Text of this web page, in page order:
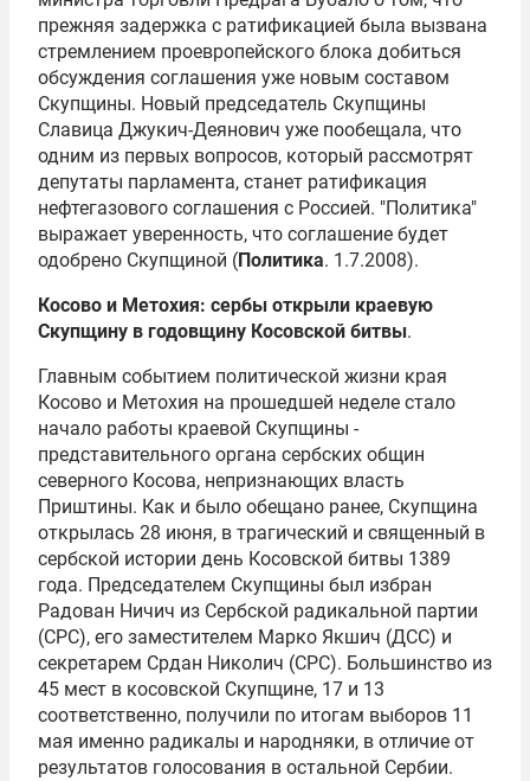
прежняя задержка с ратификацией была вызвана
стремлением проевропейского блока добиться
обсуждения соглашения уже новым составом
Скупщины. Новый председатель Скупщины
Славица Джукич-Деянович уже пообещала, что
одним из первых вопросов, который рассмотрят
депутаты парламента, станет ратификация
нефтегазового соглашения с Россией. "Политика"
выражает уверенность, что соглашение будет
одобрено Скупщиной (Политика. 1.7.2008).
Косово и Метохия: сербы открыли краевую
Скупщину в годовщину Косовской битвы.
Главным событием политической жизни края
Косово и Метохия на прошедшей неделе стало
начало работы краевой Скупщины -
представительного органа сербских общин
северного Косова, непризнающих власть
Приштины. Как и было обещано ранее, Скупщина
открылась 28 июня, в трагический и священный в
сербской истории день Косовской битвы 1389
года. Председателем Скупщины был избран
Радован Ничич из Сербской радикальной партии
(СРС), его заместителем Марко Якшич (ДСС) и
секретарем Срдан Николич (СРС). Большинство из
45 мест в косовской Скупщине, 17 и 13
соответственно, получили по итогам выборов 11
мая именно радикалы и народняки, в отличие от
результатов голосования в остальной Сербии.